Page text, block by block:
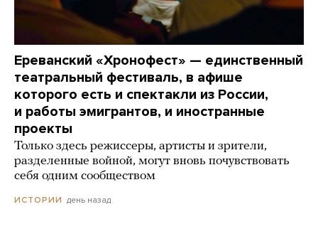
Ереванский «Хронофест» — единственный
театральный фестиваль, в афише
которого есть и спектакли из России,
и работы эмигрантов, и иностранные
проекты
Только здесь режиссеры, артисты и зрители,
разделенные войной, могут вновь почувствовать
себя одним сообществом
ИСТОРИИ день назад